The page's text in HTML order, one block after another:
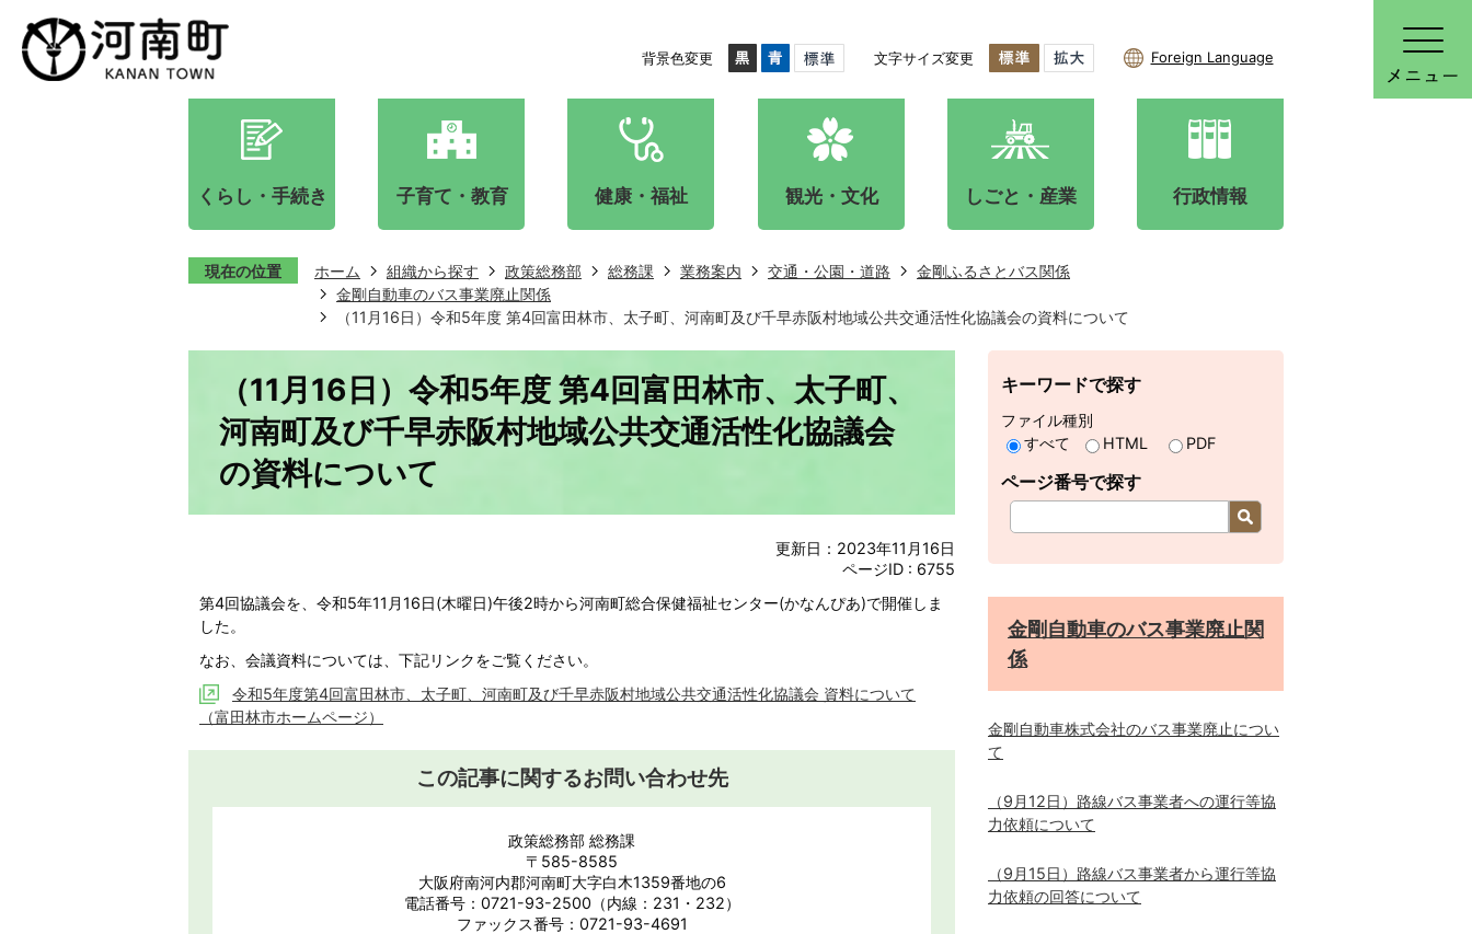
背景色変更 文字サイズ変更 Foreign Language
くらし・手続き 子育て・教育 健康・福祉 観光・文化 しごと・産業 行政情報
現在の位置 ホーム 組織から探す 政策総務部 総務課 業務案内 交通・公園・道路
金剛ふるさとバス関係
金剛自動車のバス事業廃止関係
（11月16日）令和5年度 第4回富田林市、太子町、河南町及び千早赤阪村地域公共交通活性化協議会の資料について
（11月16日）令和5年度 第4回富田林市、太子町、
河南町及び千早赤阪村地域公共交通活性化協議会
の資料について
更新日：2023年11月16日
ページID : 6755
第4回協議会を、令和5年11月16日(木曜日)午後2時から河南町総合保健福祉センター(かなんぴあ)で開催しま
した。
なお、会議資料については、下記リンクをご覧ください。
令和5年度第4回富田林市、太子町、河南町及び千早赤阪村地域公共交通活性化協議会 資料について
（富田林市ホームページ）
この記事に関するお問い合わせ先
政策総務部 総務課
〒585-8585
大阪府南河内郡河南町大字白木1359番地の6
電話番号：0721-93-2500（内線：231・232）
ファックス番号：0721-93-4691
キーワードで探す
ファイル種別
すべて
HTML PDF
ページ番号で探す
金剛自動車のバス事業廃止関
係
金剛自動車株式会社のバス事業廃止につい
て
（9月12日）路線バス事業者への運行等協
力依頼について
（9月15日）路線バス事業者から運行等協
力依頼の回答について